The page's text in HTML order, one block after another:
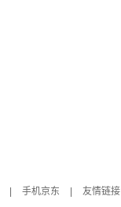
手机京东 友情链接